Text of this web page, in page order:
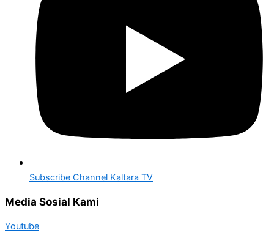
Subscribe Channel Kaltara TV
Media Sosial Kami
Youtube